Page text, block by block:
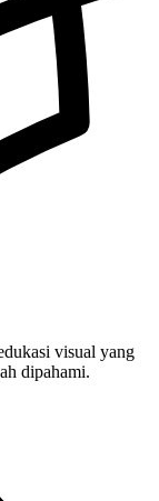
visual yang
dipahami.